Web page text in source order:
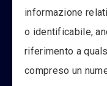
informazione
o identificabile,
riferimento a
compreso un